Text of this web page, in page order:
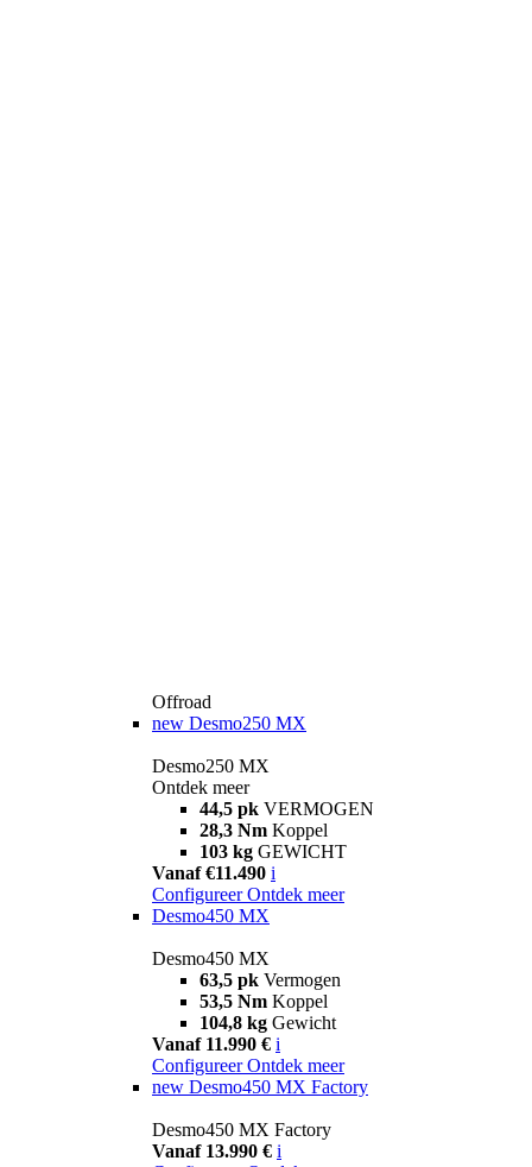
Offroad
new Desmo250 MX
Desmo250 MX
Ontdek meer
44,5 pk VERMOGEN
28,3 Nm Koppel
103 kg GEWICHT
Vanaf €11.490 i
Configureer Ontdek meer
Desmo450 MX
Desmo450 MX
63,5 pk Vermogen
53,5 Nm Koppel
104,8 kg Gewicht
Vanaf 11.990 € i
Configureer Ontdek meer
new Desmo450 MX Factory
Desmo450 MX Factory
Vanaf 13.990 € i